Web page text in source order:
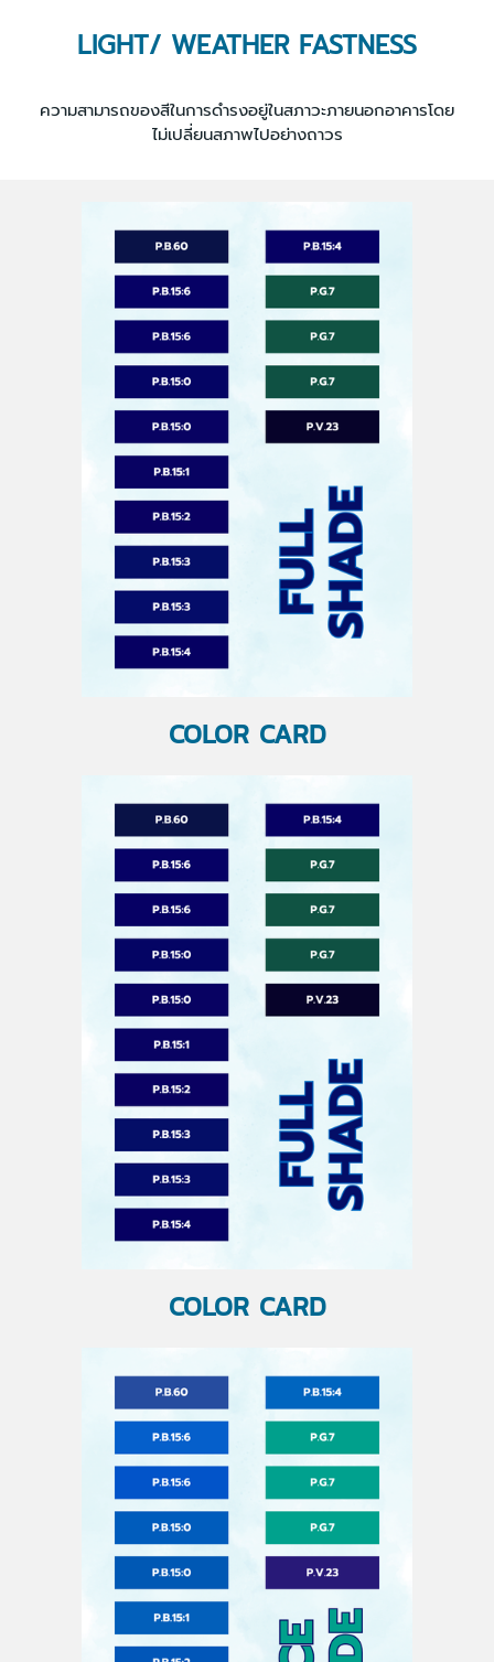
LIGHT/ WEATHER FASTNESS
ความสามารถของสีในการดำรงอยู่ในสภาวะภายนอกอาคารโดย
ไม่เปลี่ยนสภาพไปอย่างถาวร
COLOR CARD
COLOR CARD